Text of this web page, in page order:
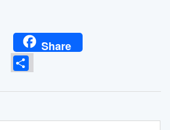
Share
Partager